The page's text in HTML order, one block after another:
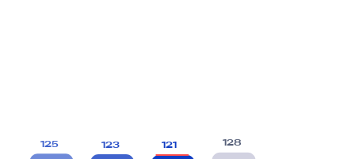
125 123 121 128